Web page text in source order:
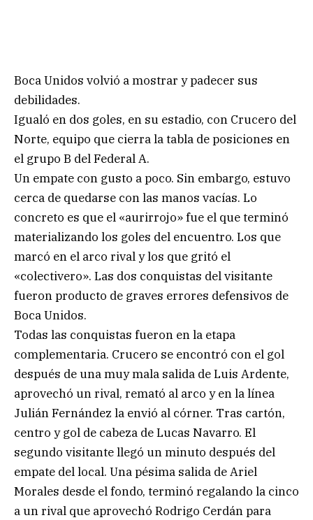
Boca Unidos volvió a mostrar y padecer sus
debilidades.
Igualó en dos goles, en su estadio, con Crucero del
Norte, equipo que cierra la tabla de posiciones en
el grupo B del Federal A.
Un empate con gusto a poco. Sin embargo, estuvo
cerca de quedarse con las manos vacías. Lo
concreto es que el «aurirrojo» fue el que terminó
materializando los goles del encuentro. Los que
marcó en el arco rival y los que gritó el
«colectivero». Las dos conquistas del visitante
fueron producto de graves errores defensivos de
Boca Unidos.
Todas las conquistas fueron en la etapa
complementaria. Crucero se encontró con el gol
después de una muy mala salida de Luis Ardente,
aprovechó un rival, remató al arco y en la línea
Julián Fernández la envió al córner. Tras cartón,
centro y gol de cabeza de Lucas Navarro. El
segundo visitante llegó un minuto después del
empate del local. Una pésima salida de Ariel
Morales desde el fondo, terminó regalando la cinco
a un rival que aprovechó Rodrigo Cerdán para